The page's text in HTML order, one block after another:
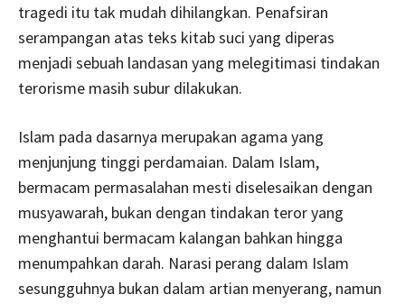
tragedi itu tak mudah dihilangkan. Penafsiran
serampangan atas teks kitab suci yang diperas
menjadi sebuah landasan yang melegitimasi tindakan
terorisme masih subur dilakukan.
Islam pada dasarnya merupakan agama yang
menjunjung tinggi perdamaian. Dalam Islam,
bermacam permasalahan mesti diselesaikan dengan
musyawarah, bukan dengan tindakan teror yang
menghantui bermacam kalangan bahkan hingga
menumpahkan darah. Narasi perang dalam Islam
sesungguhnya bukan dalam artian menyerang, namun